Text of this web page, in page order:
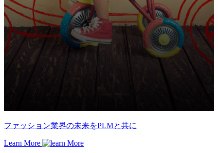
ファッション業界の未来をPLMと共に
Learn More